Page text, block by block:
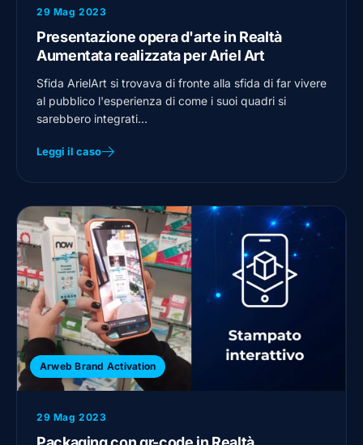
29 Mag 2023
Presentazione opera d'arte in Realtà
Aumentata realizzata per Ariel Art
Sfida ArielArt si trovava di fronte alla sfida di far vivere
al pubblico l'esperienza di come i suoi quadri si
sarebbero integrati…
Leggi il caso
Arweb Brand Activation
29 Mag 2023